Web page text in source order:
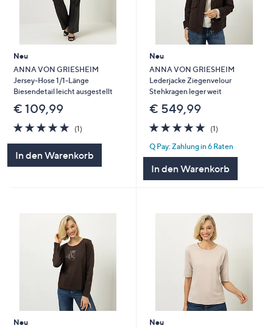
Neu
ANNA VON GRIESHEIM
Jersey-Hose 1/1-Länge
Biesendetail leicht ausgestellt
€ 109,99
5.0
von
5
(1)
In den Warenkorb
Neu
ANNA VON GRIESHEIM
Lederjacke Ziegenvelour
Stehkragen leger weit
€ 549,99
5.0
von
5
(1)1
Q Pay: Zahlung in 6 Raten
In den Warenkorb
Neu
Neu